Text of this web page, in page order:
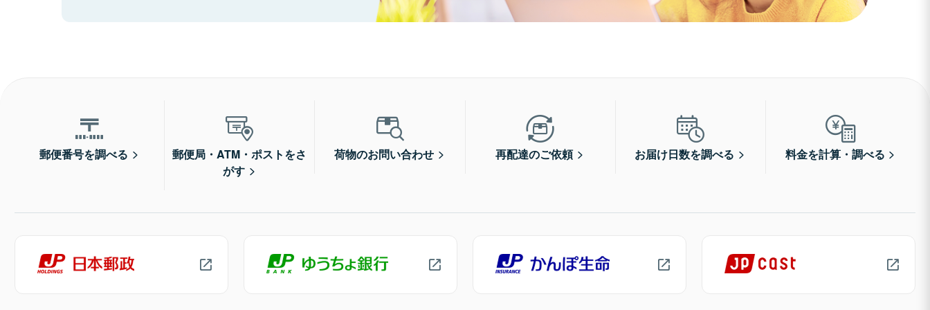
郵便番号を調べる
郵便局・ATM・ポストをさ
がす
荷物のお問い合わせ 再配達のご依頼 お届け日数を調べる 料金を計算・調べる